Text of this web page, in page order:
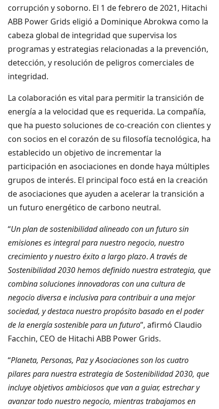
corrupción y soborno. El 1 de febrero de 2021, Hitachi
ABB Power Grids eligió a Dominique Abrokwa como la
cabeza global de integridad que supervisa los
programas y estrategias relacionadas a la prevención,
detección, y resolución de peligros comerciales de
integridad.
La colaboración es vital para permitir la transición de
energía a la velocidad que es requerida. La compañía,
que ha puesto soluciones de co-creación con clientes y
con socios en el corazón de su filosofía tecnológica, ha
establecido un objetivo de incrementar la
participación en asociaciones en donde haya múltiples
grupos de interés. El principal foco está en la creación
de asociaciones que ayuden a acelerar la transición a
un futuro energético de carbono neutral.
“Un plan de sostenibilidad alineado con un futuro sin
emisiones es integral para nuestro negocio, nuestro
crecimiento y nuestro éxito a largo plazo.A través de
Sostenibilidad 2030 hemos definido nuestra estrategia, que
combina soluciones innovadoras con una cultura de
negocio diversa e inclusiva para contribuir a una mejor
sociedad, y destaca nuestro propósito basado en el poder
de la energía sostenible para un futuro”, afirmó Claudio
Facchin, CEO de Hitachi ABB Power Grids.
“Planeta, Personas, Paz y Asociaciones son los cuatro
pilares para nuestra estrategia de Sostenibilidad 2030, que
incluye objetivos ambiciosos que van a guiar, estrechar y
avanzar todo nuestro negocio, mientras trabajamos en